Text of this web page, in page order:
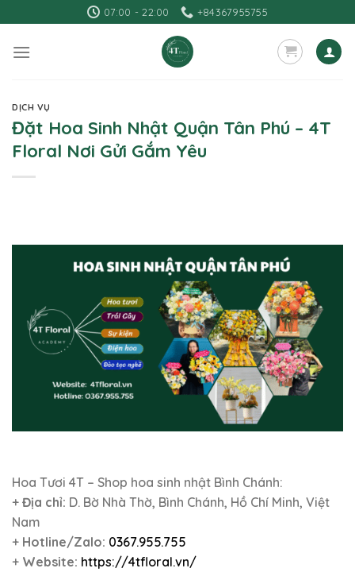
to
content
07:00 - 22:00 +84367955755
DỊCH VỤ
Đặt Hoa Sinh Nhật Quận Tân Phú – 4T
Floral Nơi Gửi Gắm Yêu
Hoa Tươi 4T – Shop hoa sinh nhật Bình Chánh:
+ Địa chỉ: D. Bờ Nhà Thờ, Bình Chánh, Hồ Chí Minh, Việt
Nam
+ Hotline/Zalo: 0367.955.755
+ Website: https://4tfloral.vn/